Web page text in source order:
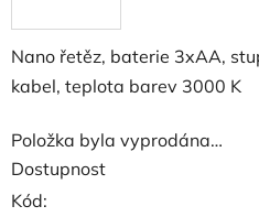
Nano řetěz, baterie 3xAA,
kabel, teplota barev 3000 K
Položka byla vyprodána…
Dostupnost
Kód: